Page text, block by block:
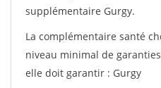
supplémentaire Gurgy.
La complémentaire santé
niveau minimal de
elle doit garantir : Gurgy